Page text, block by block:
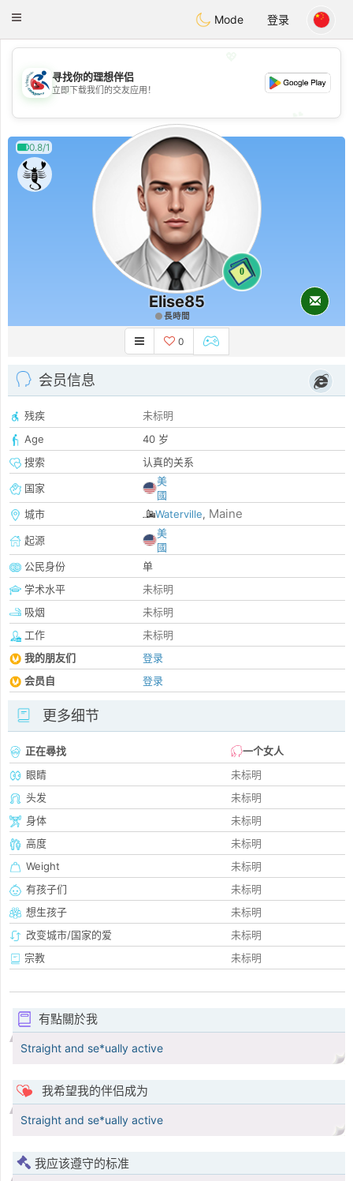
Handi Space
Toggle
Mode 登录
💖
💕
寻找你的理想伴侣
立即下载我们的交友应用！
0.8/1
0
Elise85
長時間
0
会员信息
残疾
未标明
Age
40 岁
搜索
认真的关系
国家
美
國
城市
Waterville, Maine
起源
美
國
公民身份
单
学术水平
未标明
吸烟
未标明
工作
未标明
我的朋友们
登录
会员自
登录
更多细节
正在尋找
一个女人
眼睛
未标明
头发
未标明
身体
未标明
高度
未标明
Weight
未标明
有孩子们
未标明
想生孩子
未标明
改变城市/国家的爱
未标明
宗教
未标明
有點關於我
Straight and se*ually active
我希望我的伴侣成为
Straight and se*ually active
我应该遵守的标准